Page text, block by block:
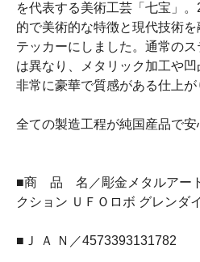
を代表する美術工芸「七宝」
的で美術的な特徴と現代技術
テッカーにしました。通常の
は異なり、メタリック加工や凹
非常に豪華で質感がある仕上が
全ての製造工程が純国産品で安
■商 品 名／彫金メタルアー
クション ＵＦＯロボ グレンダ
■Ｊ Ａ Ｎ／4573393131782